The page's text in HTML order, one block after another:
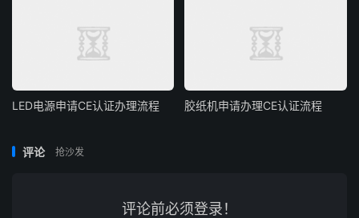
LED电源申请CE认证办理流程 胶纸机申请办理CE认证流程
评论 抢沙发
评论前必须登录！